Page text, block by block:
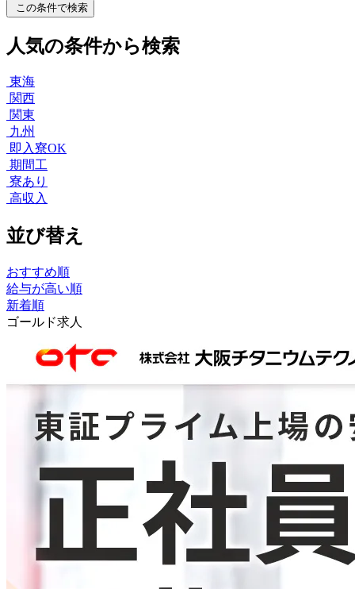
この条件で検索
人気の条件から検索
東海
関西
関東
九州
即入寮OK
期間工
寮あり
高収入
並び替え
おすすめ順
給与が高い順
新着順
ゴールド求人